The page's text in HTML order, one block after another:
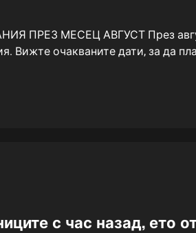
ПРЕЗ МЕСЕЦ АВГУСТ През
Вижте очакваните дати, за да
с час назад, ето